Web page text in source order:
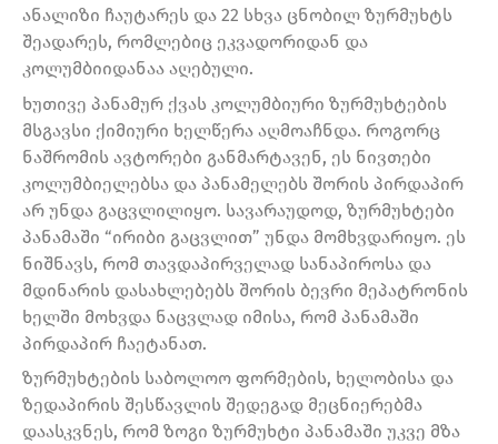
ანალიზი ჩაუტარეს და 22 სხვა ცნობილ ზურმუხტს
შეადარეს, რომლებიც ეკვადორიდან და
კოლუმბიიდანაა აღებული.
ხუთივე პანამურ ქვას კოლუმბიური ზურმუხტების
მსგავსი ქიმიური ხელწერა აღმოაჩნდა. როგორც
ნაშრომის ავტორები განმარტავენ, ეს ნივთები
კოლუმბიელებსა და პანამელებს შორის პირდაპირ
არ უნდა გაცვლილიყო. სავარაუდოდ, ზურმუხტები
პანამაში “ირიბი გაცვლით” უნდა მომხვდარიყო. ეს
ნიშნავს, რომ თავდაპირველად სანაპიროსა და
მდინარის დასახლებებს შორის ბევრი მეპატრონის
ხელში მოხვდა ნაცვლად იმისა, რომ პანამაში
პირდაპირ ჩაეტანათ.
ზურმუხტების საბოლოო ფორმების, ხელობისა და
ზედაპირის შესწავლის შედეგად მეცნიერებმა
დაასკვნეს, რომ ზოგი ზურმუხტი პანამაში უკვე მზა